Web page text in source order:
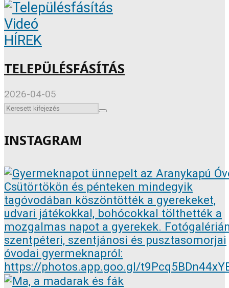
Videó
HÍREK
TELEPÜLÉSFÁSÍTÁS
2026-04-05
INSTAGRAM